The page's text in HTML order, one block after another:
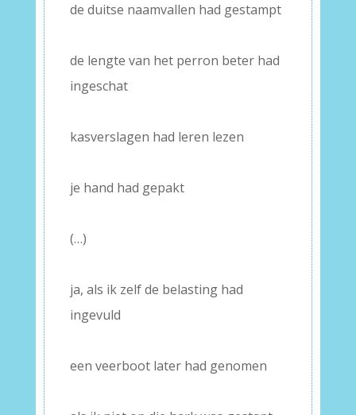
de duitse naamvallen had gestampt
de lengte van het perron beter had
ingeschat
kasverslagen had leren lezen
je hand had gepakt
(…)
ja, als ik zelf de belasting had
ingevuld
een veerboot later had genomen